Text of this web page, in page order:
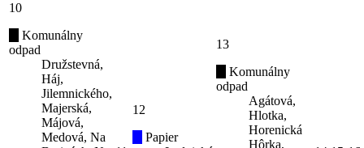
10
Komunálny
odpad
Družstevná,
Háj,
Jilemnického,
Majerská,
Májová,
Medová, Na
12
Papier
13
Komunálny
odpad
Agátová,
Hlotka,
Horenická
Hôrka,